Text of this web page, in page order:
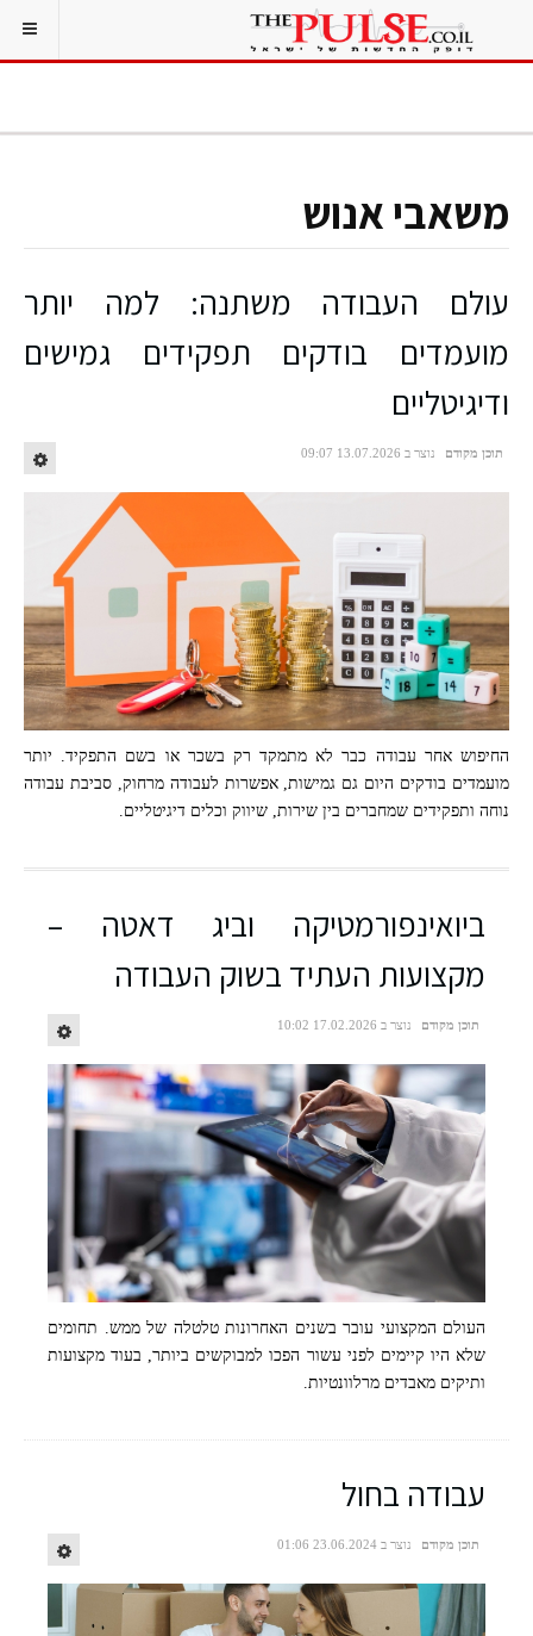
משאבי אנוש
עולם העבודה משתנה: למה יותר
מועמדים בודקים תפקידים גמישים
ודיגיטליים
תוכן מקודם נוצר ב 13.07.2026 09:07
freepik
החיפוש אחר עבודה כבר לא מתמקד רק בשכר או בשם התפקיד. יותר
מועמדים בודקים היום גם גמישות, אפשרות לעבודה מרחוק, סביבת עבודה
נוחה ותפקידים שמחברים בין שירות, שיווק וכלים דיגיטליים.
ביואינפורמטיקה וביג דאטה –
מקצועות העתיד בשוק העבודה
תוכן מקודם נוצר ב 17.02.2026 10:02
העולם המקצועי עובר בשנים האחרונות טלטלה של ממש. תחומים
שלא היו קיימים לפני עשור הפכו למבוקשים ביותר, בעוד מקצועות
ותיקים מאבדים מרלוונטיות.
עבודה בחול
תוכן מקודם נוצר ב 23.06.2024 01:06